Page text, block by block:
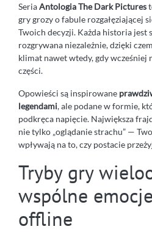
SeriaAntologia The Dark Pictures
gry grozy o fabule rozgałęziającej
Twoich decyzji. Każda historia jest
rozgrywana niezależnie, dzięki
klimat nawet wtedy, gdy wcześniej
części.
Opowieści są inspirowane
legendami, ale podane w formie,
podkręca napięcie. Największa
nie tylko „oglądanie strachu” —
wpływają na to, czy postacie
Tryby gry
wspólne
offline